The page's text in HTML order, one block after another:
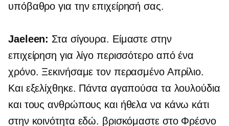
υπόβαθρο για την επιχείρησή σας.
Jaeleen: Στα σίγουρα. Είμαστε στην
επιχείρηση για λίγο περισσότερο από ένα
χρόνο. Ξεκινήσαμε τον περασμένο Απρίλιο.
Και εξελίχθηκε. Πάντα αγαπούσα τα λουλούδια
και τους ανθρώπους και ήθελα να κάνω κάτι
στην κοινότητα εδώ. βρισκόμαστε στο Φρέσνο